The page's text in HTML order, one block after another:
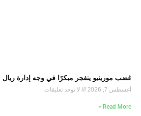
غضب مورينيو ينفجر مبكرًا في وجه إدارة ريال
أغسطس 7, 2026 لا توجد تعليقات
Read More »